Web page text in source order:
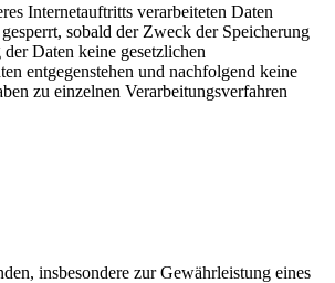
Internetauftritts verarbeiteten Daten
sobald der Zweck der Speicherung
Daten keine gesetzlichen
entgegenstehen und nachfolgend keine
zu einzelnen Verarbeitungsverfahren
insbesondere zur Gewährleistung eines